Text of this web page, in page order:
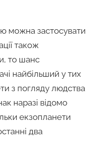
можна застосувати
також
то шанс
найбільший у тих
з погляду людства
наразі відомо
екзопланети
два